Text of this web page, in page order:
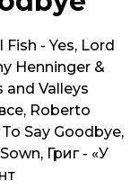
- Yes, Lord
Henninger &
and Valleys
Roberto
Say Goodbye,
Григ - «У